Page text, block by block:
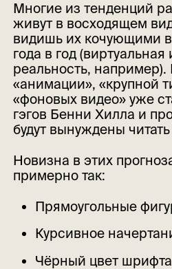
Многие из тенденций
живут в восходящем
видишь их кочующими в
года в год
реальность,
«анимации», «крупной
«фоновых видео» уже
гэгов Бенни Хилла и
будут вынуждены
Новизна в этих
примерно так:
Прямоугольные
Курсивное
Чёрный цвет шрифта